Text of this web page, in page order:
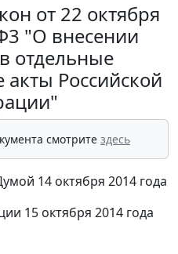
от 22 октября
"О внесении
отдельные
Российской
смотрите здесь
14 октября 2014 года
15 октября 2014 года